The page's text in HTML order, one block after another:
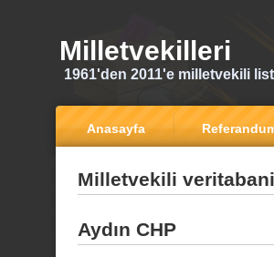
Milletvekilleri
1961'den 2011'e milletvekili
Anasayfa
Milletvekili veritabani
Aydın CHP